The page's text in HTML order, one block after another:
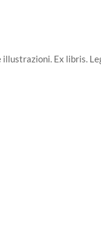
illustrazioni. Ex libris.